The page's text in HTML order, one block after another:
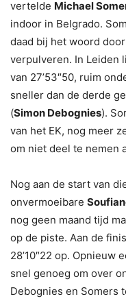
vertelde Michael
indoor in Belgrado.
daad bij het woord
verpulveren. In Leiden
van 27’53″50, ruim
sneller dan de derde
(Simon Debognies).
van het EK, nog meer
om niet deel te nemen
Nog aan de start van
onvermoeibare
nog geen maand tijd
op de piste. Aan de
28’10″22 op. Opnieuw
snel genoeg om over
Debognies en Somers